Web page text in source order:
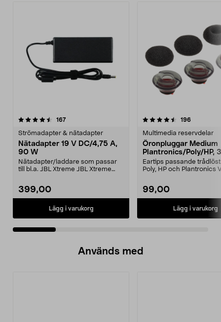
167recensioner
Strömadapter & nätadapter
Nätadapter 19 V DC/4,75 A,
90 W
Nätadapter/laddare som passar
till bl.a. JBL Xtreme JBL Xtreme
399,00
Lägg i varukorg
4.5 av 5 stjärnor 196
Multimedia reservdelar
Öronpluggar Medium
Plantronics/Poly/HP,
Eartips passande
Poly, HP och Plantronics
99,00
Lägg i varukorg
4.0 av 5 stjärnor
Används med